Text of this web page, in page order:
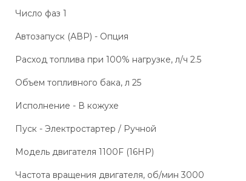
Число фаз 1
Автозапуск (АВР) - Опция
Расход топлива при 100% нагрузке, л/ч 2.5
Объем топливного бака, л 25
Исполнение - В кожухе
Пуск - Электростартер / Ручной
Модель двигателя 1100F (16HP)
Частота вращения двигателя, об/мин 3000